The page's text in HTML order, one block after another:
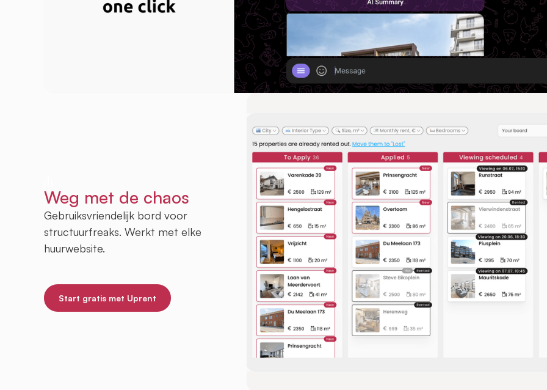
Weg met de chaos
Gebruiksvriendelijk bord voor
structuurfreaks. Werkt met elke
huurwebsite.
Start gratis met Uprent